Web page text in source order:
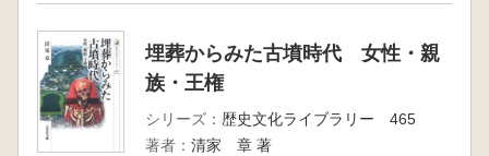
埋葬からみた古墳時代 女性・親
族・王権
シリーズ： 歴史文化ライブラリー 465
著者： 清家 章 著